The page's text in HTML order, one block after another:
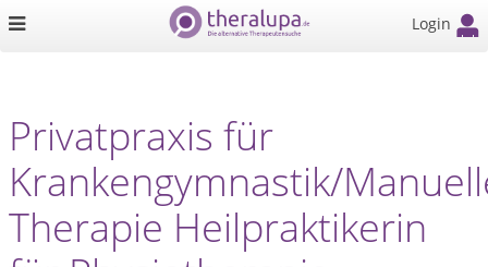
Login
Privatpraxis für
Krankengymnastik/
Therapie Heilpraktikerin